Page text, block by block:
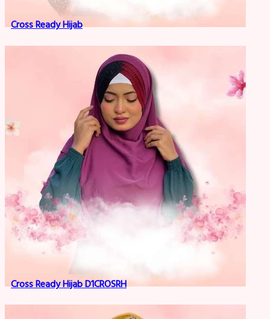
Cross Ready Hijab
Cross Ready Hijab D1CROSRH